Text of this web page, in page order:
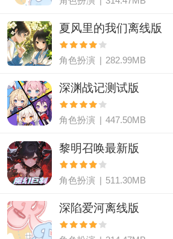
夏风里的我们离线版
角色扮演 | 282.99MB
深渊战记测试版
角色扮演 | 447.50MB
黎明召唤最新版
角色扮演 | 511.30MB
深陷爱河离线版